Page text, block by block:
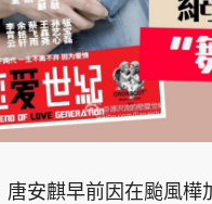
牌
cazbuyer 東Touch
唐安麒早前因在颱風